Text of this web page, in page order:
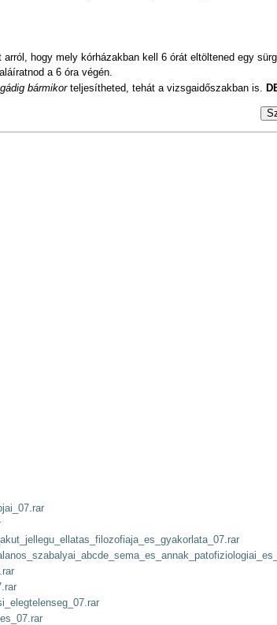
hogy mely kórházakban kell 6 órát eltöltened egy
a 6 óra végén.
bármikorteljesítheted, tehát a vizsgaidőszakban is.